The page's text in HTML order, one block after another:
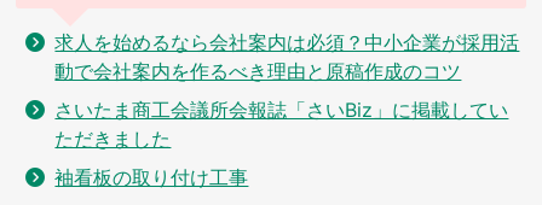
求人を始めるなら会社案内は必須？中小企業が採用活
動で会社案内を作るべき理由と原稿作成のコツ
さいたま商工会議所会報誌「さいBiz」に掲載してい
ただきました
袖看板の取り付け工事